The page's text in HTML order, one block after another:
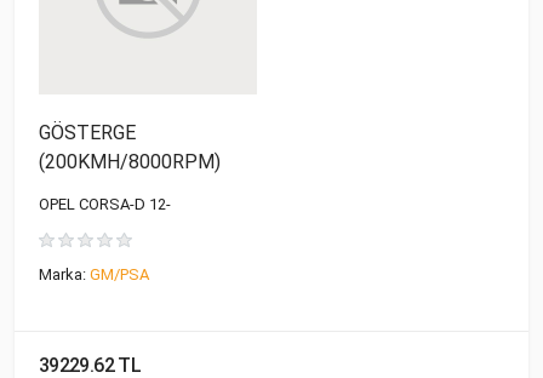
GÖSTERGE
(200KMH/8000RPM)
OPEL CORSA-D 12-
Marka: GM/PSA
39229.62 TL